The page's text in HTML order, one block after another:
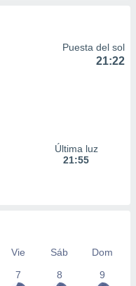
Puesta del sol
21:22
Última luz
21:55
Vie Sáb
Dom
7 8 9